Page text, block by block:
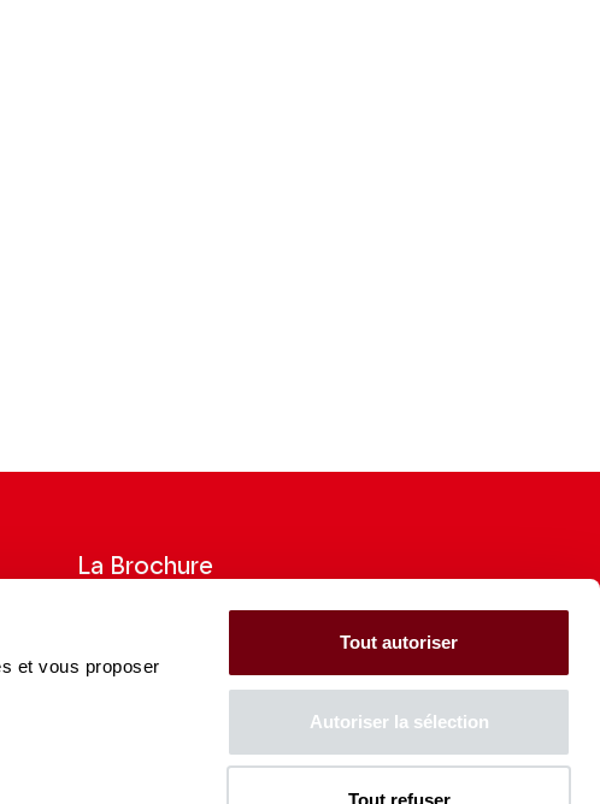
et vous proposer
Tout autoriser
Autoriser la sélection
Tout refuser
La Brochure
Consultez la Brochure 2026-27